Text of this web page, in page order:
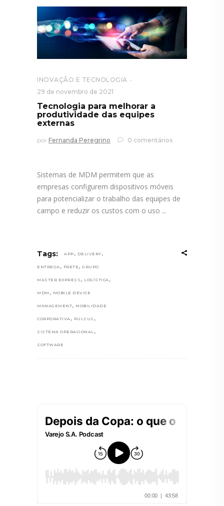
INOVAÇÃO E TECNOLOGIA
29 de novembro de 2021
Tecnologia para melhorar a
produtividade das equipes
externas
por Fernanda Peregrino 0 comentários
Sistemas de MDM permitem que as
empresas configurem dispositivos móveis
para potencializar o trabalho das equipes de
campo e reduzir os custos com o uso
Tags: APP , DELIVERY ,
ENTREGA , FRETE , GRUPO
MASTER EXPRESS , LOGÍSTICA ,
MDM , MOBILE DEVICE
MANAGEMENT, MOBILIDADE
CORPORATIVA , PULSUS ,
SISTEMA OPERACIONAL ,
SOFTWARE